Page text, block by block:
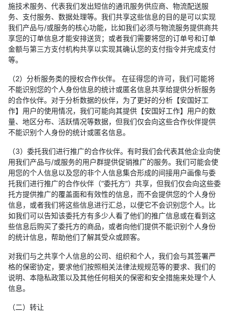
施技术服务、代表我们发出短信的通讯服务供应商、物流配送服
务、支付服务、数据处理等。我们共享这些信息的目的是可以实现
我们产品与/或服务的核心功能，比如我们必须与物流服务提供商共
享您的订单信息才能安排送货；或者我们需要将您的订单号和订单
金额与第三方支付机构共享以实现其确认您的支付指令并完成支付
等。
（2）分析服务类的授权合作伙伴。 在征得您的许可，我们可能将
不能识别您的个人身份信息的统计或匿名信息共享给提供分析服务
的合作伙伴。对于分析数据的伙伴，为了更好的分析【安国好工
作】用户的使用情况，我们可能向其提供【安国好工作】用户的数
量、地区分布、活跃情况等数据，但我们仅会向这些合作伙伴提供
不能识别个人身份的统计或匿名信息。
（3）委托我们进行推广的合作伙伴。有时我们会代表其他企业向使
用我们产品与/或服务的用户群提供促销推广的服务。我们可能会使
用您的个人信息以及您的非个人信息集合形成的间接用户画像与委
托我们进行推广的合作伙伴（“委托方”）共享，但我们仅会向这些委
托方提供推广的覆盖面和有效性的信息，而不会提供您的个人身份
信息，或者我们将这些信息进行汇总，以便它不会识别您个人。比
如我们可以告知该委托方有多少人看了他们的推广信息或在看到这
些信息后购买了委托方的商品，或者向他们提供不能识别个人身份
的统计信息，帮助他们了解其受众或顾客。
对我们与之共享个人信息的公司、组织和个人，我们会与其签署严
格的保密协定，要求他们按照相关法律法规规范等的要求、我们的
说明、本隐私政策以及其他任何相关的保密和安全措施来处理个人
信息。
（二）转让